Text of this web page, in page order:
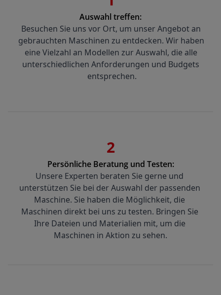
Auswahl treffen:
Besuchen Sie uns vor Ort, um unser Angebot an
gebrauchten Maschinen zu entdecken. Wir haben
eine Vielzahl an Modellen zur Auswahl, die alle
unterschiedlichen Anforderungen und Budgets
entsprechen.
2
Persönliche Beratung und Testen:
Unsere Experten beraten Sie gerne und
unterstützen Sie bei der Auswahl der passenden
Maschine. Sie haben die Möglichkeit, die
Maschinen direkt bei uns zu testen. Bringen Sie
Ihre Dateien und Materialien mit, um die
Maschinen in Aktion zu sehen.